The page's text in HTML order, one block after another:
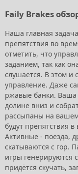
Faily Brakes
Наша главная
препятствия во
отметить, что
заданием, так как
слушается. В этом и
управление. Даже
ржавые банки. Ваша
долине вниз и
рассыпаны на
будут препятствия
Активные - поезда,
скатываются с гор.
игры генерируются
придётся скучать,